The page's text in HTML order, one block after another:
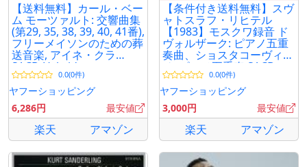
【送料無料】カール・ベー
ム モーツァルト: 交響曲集
(第29, 35, 38, 39, 40, 41番),
フリーメイソンのための葬
送音楽, アイネ・クラ
SACD Hybrid
0.0(0件)
ヤフーショッピング
6,286円
最安値
楽天 アマゾン
【条件付き送料無料】スヴ
ャトスラフ・リヒテル
【1983】モスクワ録音 ド
ヴォルザーク: ピアノ五重
奏曲、ショスタコーヴィ
チ: ピアノ五重奏 SACD
Hybrid 0.0(0件)
ヤフーショッピング
3,000円
最安値
楽天 アマゾン